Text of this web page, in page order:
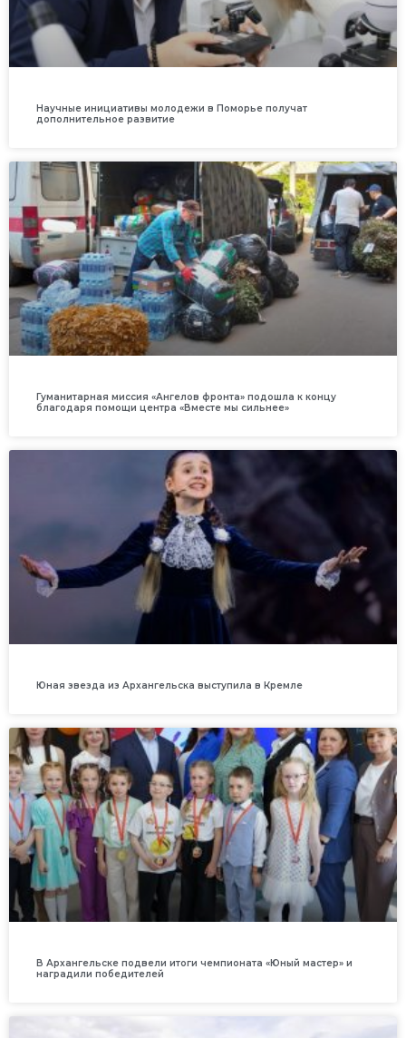
Научные инициативы молодежи в Поморье получат
дополнительное развитие
Гуманитарная миссия «Ангелов фронта» подошла к концу
благодаря помощи центра «Вместе мы сильнее»
Юная звезда из Архангельска выступила в Кремле
В Архангельске подвели итоги чемпионата «Юный мастер» и
наградили победителей